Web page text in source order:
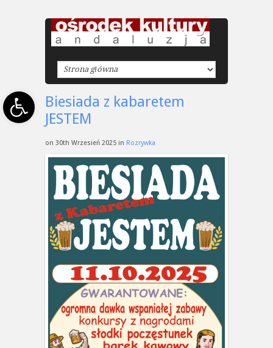
Open toolbarBiesiada z kabaretem
JESTEM
on 30th Wrzesień 2025 in Rozrywka